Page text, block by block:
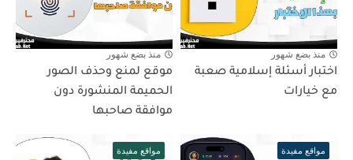
منذ بضع شهور
اختبار أسئلة إسلامية صعبة
مع خيارات
منذ بضع شهور
موقع لمنع وحذف الصور
الحميمة المنشورة دون
موافقة صاحبها
مواقع مفيدة مواقع مفيدة